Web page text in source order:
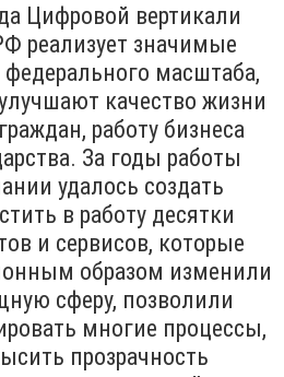
Цифровой вертикали
реализует значимые
масштаба,
качество жизни
работу бизнеса
За годы работы
удалось создать
в работу десятки
и сервисов, которые
образом изменили
сферу, позволили
многие процессы,
прозрачность